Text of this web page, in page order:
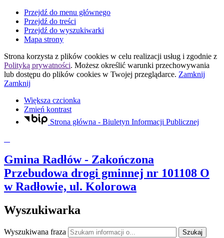
Przejdź do menu głównego
Przejdź do treści
Przejdź do wyszukiwarki
Mapa strony
Strona korzysta z plików cookies w celu realizacji usług i zgodnie z
Polityką prywatności. Możesz określić warunki przechowywania
lub dostępu do plików cookies w Twojej przeglądarce. Zamknij
Zamknij
Większa czcionka
Zmień kontrast
Strona główna - Biuletyn Informacji Publicznej
Gmina Radłów- Zakończona
Przebudowa drogi gminnej nr 101108 O
w Radłowie, ul. Kolorowa
Wyszukiwarka
Wyszukiwana fraza Szukaj